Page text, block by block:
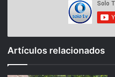
Artículos relacionados